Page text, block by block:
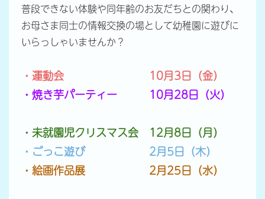
普段できない体験や同年齢のお友だちとの関わり、
お母さま同士の情報交換の場として幼稚園に遊びに
いらっしゃいませんか？
・運動会 10月3日（金）
・焼き芋パーティー 10月28日（火）
・未就園児クリスマス会 12月8日（月）
・ごっこ遊び 2月5日（木）
・絵画作品展 2月25日（水）